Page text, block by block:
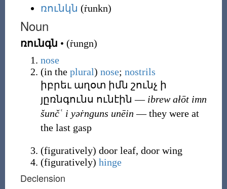
ռունկն (ṙunkn)
Noun
ռունգն • (ṙungn)
nose
(in the plural) nose; nostrils
իբրեւ աղօտ իմն շունչ ի
յըռնգունս ունէին ― ibrew ałōt imn
šunčʿ i yəṙnguns unēin ― they were at
the last gasp
(figuratively) door leaf, door wing
(figuratively) hinge
Declension